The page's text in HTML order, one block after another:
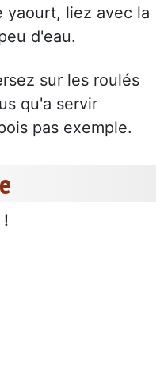
yaourt, liez avec la
d'eau.
sur les roulés
qu'a servir
pas exemple.
!